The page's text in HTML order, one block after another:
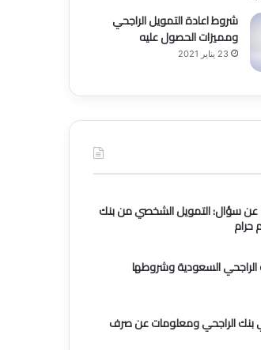
شروط اعادة التمويل الراجحي
ومميزات الحصول عليه
23 يناير 2021
عن سؤال: التمويل الشخصي من بنك
حرام
الراجحي السعودية وشروطها
بنك الراجحي ومعلومات عن صرف